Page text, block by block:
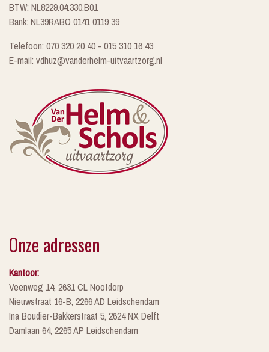
BTW: NL8229.04.330.B01
Bank: NL39RABO 0141 0119 39
Telefoon: 070 320 20 40 - 015 310 16 43
E-mail: vdhuz@vanderhelm-uitvaartzorg.nl
Onze adressen
Kantoor:
Veenweg 14, 2631 CL Nootdorp
Nieuwstraat 16-B, 2266 AD Leidschendam
Ina Boudier-Bakkerstraat 5, 2624 NX Delft
Damlaan 64, 2265 AP Leidschendam